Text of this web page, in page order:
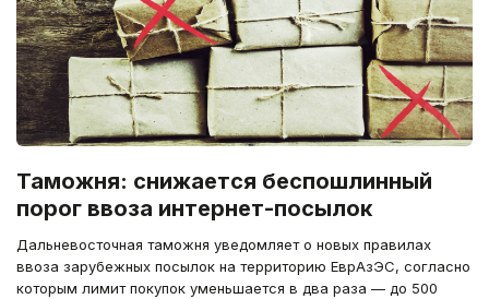
Таможня: снижается беспошлинный
порог ввоза интернет-посылок
Дальневосточная таможня уведомляет о новых правилах
ввоза зарубежных посылок на территорию ЕврАзЭС, согласно
которым лимит покупок уменьшается в два раза — до 500